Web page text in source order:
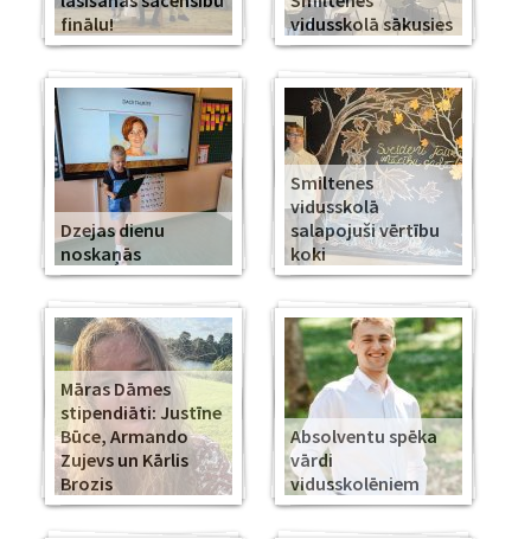
finālu!
vidusskolā sākusies
Dzejas dienu
noskaņās
Smiltenes
vidusskolā
salapojuši vērtību
koki
Māras Dāmes
stipendiāti: Justīne
Būce, Armando
Zujevs un Kārlis
Brozis
Absolventu spēka
vārdi
vidusskolēniem